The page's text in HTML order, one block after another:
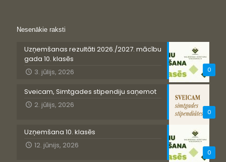
Nesenākie raksti
0
Uzņemšanas rezultāti 2026./2027. mācību
gada 10. klasēs
3. jūlijs, 2026
0
Sveicam, Simtgades stipendiju saņemot
2. jūlijs, 2026
0
Uzņemšana 10. klasēs
12. jūnijs, 2026